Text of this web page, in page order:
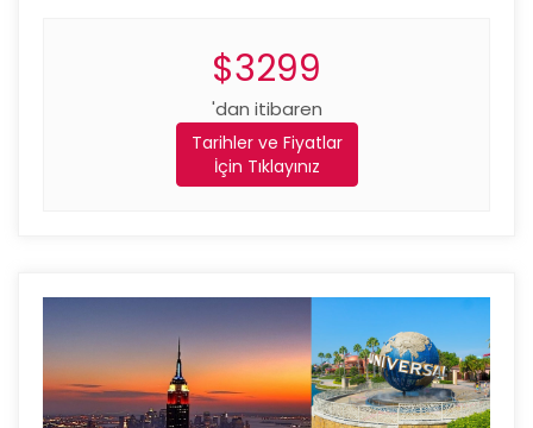
$3299
'dan itibaren
Tarihler ve Fiyatlar
İçin Tıklayınız